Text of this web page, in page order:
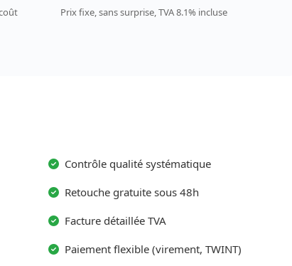
Prix fixe, sans surprise, TVA 8.1% incluse
Contrôle qualité systématique
Retouche gratuite sous 48h
Facture détaillée TVA
Paiement flexible (virement, TWINT)